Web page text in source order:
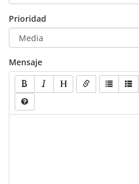
Prioridad
Mensaje